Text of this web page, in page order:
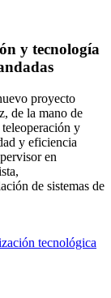
y tecnología
proyecto
de la mano de
y
y eficiencia
en
de sistemas de